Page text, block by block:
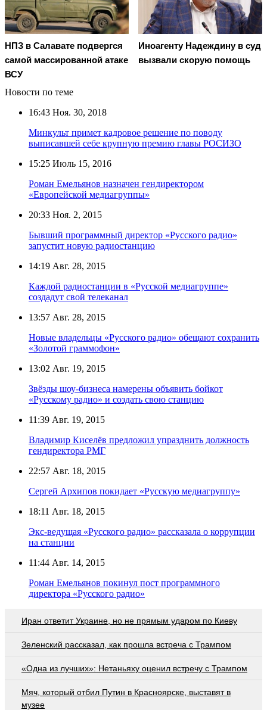
НПЗ в Салавате подвергся
самой массированной атаке
ВСУ
Иноагенту Надеждину в суд
вызвали скорую помощь
Новости по теме
16:43 Ноя. 30, 2018
Минкульт примет кадровое решение по поводу
выписавшей себе крупную премию главы РОСИЗО
15:25 Июль 15, 2016
Роман Емельянов назначен гендиректором
«Европейской медиагруппы»
20:33 Ноя. 2, 2015
Бывший программный директор «Русского радио»
запустит новую радиостанцию
14:19 Авг. 28, 2015
Каждой радиостанции в «Русской медиагруппе»
создадут свой телеканал
13:57 Авг. 28, 2015
Новые владельцы «Русского радио» обещают сохранить
«Золотой граммофон»
13:02 Авг. 19, 2015
Звёзды шоу-бизнеса намерены объявить бойкот
«Русскому радио» и создать свою станцию
11:39 Авг. 19, 2015
Владимир Киселёв предложил упразднить должность
гендиректора РМГ
22:57 Авг. 18, 2015
Сергей Архипов покидает «Русскую медиагруппу»
18:11 Авг. 18, 2015
Экс-ведущая «Русского радио» рассказала о коррупции
на станции
11:44 Авг. 14, 2015
Роман Емельянов покинул пост программного
директора «Русского радио»
Иран ответит Украине, но не прямым ударом по Киеву
Зеленский рассказал, как прошла встреча с Трампом
«Одна из лучших»: Нетаньяху оценил встречу с Трампом
Мяч, который отбил Путин в Красноярске, выставят в
музее